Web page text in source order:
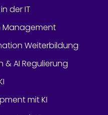
der IT
Management
Weiterbildung
& AI Regulierung
mit KI